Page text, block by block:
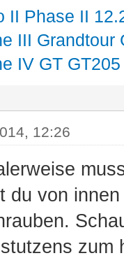
II Phase II
III Grandtour
IV GT
12:26
du von
zum